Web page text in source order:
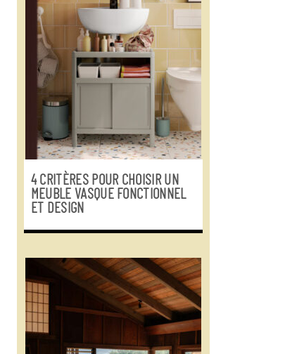
4 CRITÈRES POUR CHOISIR UN
MEUBLE VASQUE FONCTIONNEL
ET DESIGN